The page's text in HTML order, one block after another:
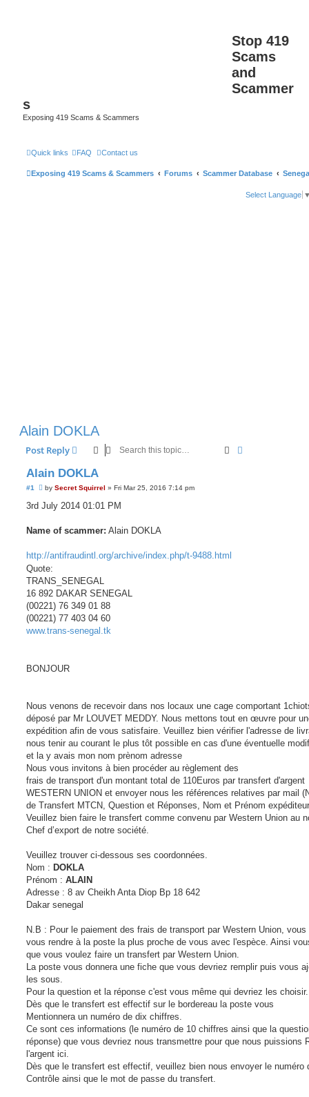
Stop 419
Scams
and
Scammer
s
Exposing 419 Scams & Scammers
Quick links FAQ Contact us
Exposing 419 Scams & Scammers Forums Scammer Database
Select Language
Alain DOKLA
Post Reply Search
Alain DOKLA
#1
U
r
d
s
by Secret Squirrel » Fri Mar 25, 2016 7:14 pm
3rd July 2014 01:01 PM
Name of scammer: Alain DOKLA
http://antifraudintl.org/archive/index.php/t-9488.html
Quote:
TRANS_SENEGAL
16 892 DAKAR SENEGAL
(00221) 76 349 01 88
(00221) 77 403 04 60
www.trans-senegal.tk
BONJOUR
Nous venons de recevoir dans nos locaux une cage comportant
déposé par Mr LOUVET MEDDY. Nous mettons tout en œuvre pour
expédition afin de vous satisfaire. Veuillez bien vérifier l'adresse de
nous tenir au courant le plus tôt possible en cas d'une éventuelle
et la y avais mon nom prènom adresse
Nous vous invitons à bien procéder au règlement des
frais de transport d'un montant total de 110Euros par transfert d'argent
WESTERN UNION et envoyer nous les références relatives par mail
de Transfert MTCN, Question et Réponses, Nom et Prénom
Veuillez bien faire le transfert comme convenu par Western Union au
Chef d’export de notre société.
Veuillez trouver ci-dessous ses coordonnées.
Nom : DOKLA
Prénom : ALAIN
Adresse : 8 av Cheikh Anta Diop Bp 18 642
Dakar senegal
N.B : Pour le paiement des frais de transport par Western Union, vous
vous rendre à la poste la plus proche de vous avec l'espèce. Ainsi
que vous voulez faire un transfert par Western Union.
La poste vous donnera une fiche que vous devriez remplir puis vous
les sous.
Pour la question et la réponse c'est vous même qui devriez les choisir.
Dès que le transfert est effectif sur le bordereau la poste vous
Mentionnera un numéro de dix chiffres.
Ce sont ces informations (le numéro de 10 chiffres ainsi que la
réponse) que vous devriez nous transmettre pour que nous puissions
l'argent ici.
Dès que le transfert est effectif, veuillez bien nous envoyer le numéro
Contrôle ainsi que le mot de passe du transfert.